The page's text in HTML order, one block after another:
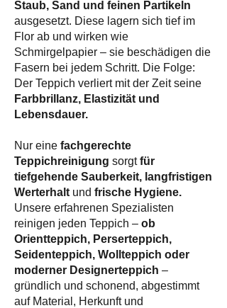
Staub, Sand und feinen Partikeln
ausgesetzt. Diese lagern sich tief im
Flor ab und wirken wie
Schmirgelpapier – sie beschädigen die
Fasern bei jedem Schritt. Die Folge:
Der Teppich verliert mit der Zeit seine
Farbbrillanz, Elastizität und
Lebensdauer.
Nur eine fachgerechte
Teppichreinigung sorgtfür
tiefgehende Sauberkeit, langfristigen
Werterhalt und frische Hygiene.
Unsere erfahrenen Spezialisten
reinigen jeden Teppich – ob
Orientteppich, Perserteppich,
Seidenteppich, Wollteppich oder
moderner Designerteppich –
gründlich und schonend, abgestimmt
auf Material, Herkunft und